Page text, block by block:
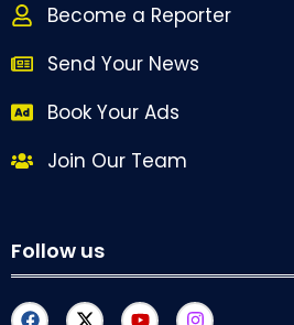
Become a Reporter
Send Your News
Book Your Ads
Join Our Team
Follow us